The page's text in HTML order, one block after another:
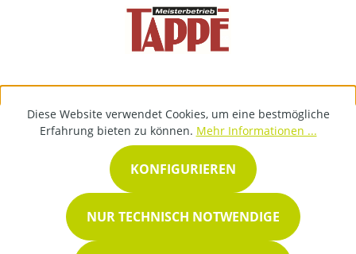
Diese Website verwendet Cookies, um eine bestmögliche
Erfahrung bieten zu können. Mehr Informationen ...
NUR TECHNISCH NOTWENDIGE
KONFIGURIEREN